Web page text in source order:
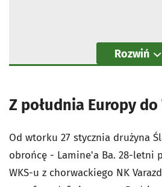
Rozwiń
Z południa Europy do
Od wtorku 27 stycznia drużyna
obrońcę - Lamine'a Ba. 28-letni
WKS-u z chorwackiego NK